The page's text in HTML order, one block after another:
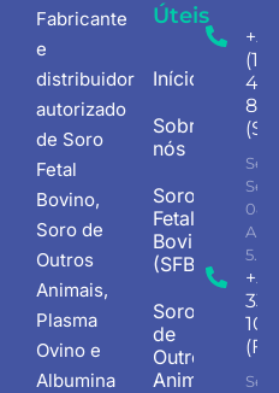
Fabricante
e
distribuidor
autorizado
de Soro
Fetal
Bovino,
Soro de
Outros
Animais,
Plasma
Ovino e
Albumina
Úteis
Início
Sobre
nós
Soro
Fetal
Bovino
(SFB)
Soro
de
Outros
Animais
+55
(11)
Seg -
Sex
AM -
+55
1047
Seg